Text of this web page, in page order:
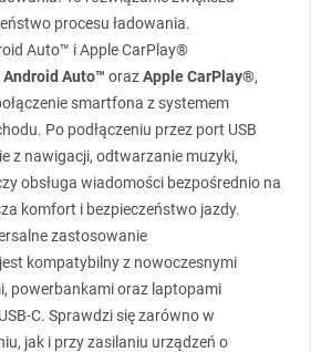
procesu ładowania.
Auto™ i Apple CarPlay®
Android Auto™ orazApple CarPlay®,
smartfona z systemem
Po podłączeniu przez port USB
z nawigacji, odtwarzanie muzyki,
obsługa wiadomości bezpośrednio na
komfort i bezpieczeństwo jazdy.
zastosowanie
kompatybilny z nowoczesnymi
powerbankami oraz laptopami
USB-C. Sprawdzi się zarówno w
jak i przy zasilaniu urządzeń o